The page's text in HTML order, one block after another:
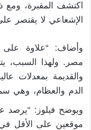
اكتشف المقبرة، ومع
الإشعاعي لا يقتصر
وأضاف: “علاوة
مصر. ولهذا السبب،
والقديمة بمعدلات
الدم والعظام، وهي
ويوضح فيلوز: “يرصد
موقعين على الأقل في